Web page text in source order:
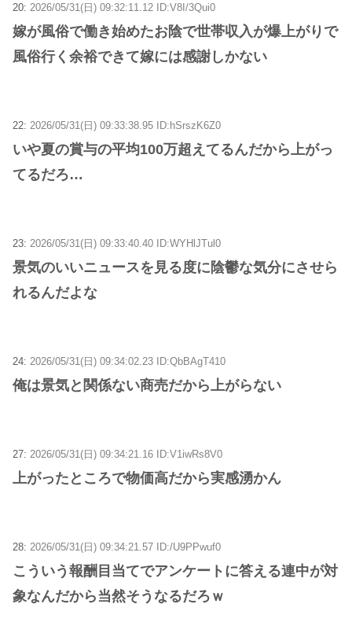
20: 2026/05/31(日) 09:32:11.12 ID:V8I/3Qui0
嫁が風俗で働き始めたお陰で世帯収入が爆上がりで
風俗行く余裕できて嫁には感謝しかない
22: 2026/05/31(日) 09:33:38.95 ID:hSrszK6Z0
いや夏の賞与の平均100万超えてるんだから上がっ
てるだろ…
23: 2026/05/31(日) 09:33:40.40 ID:WYHlJTul0
景気のいいニュースを見る度に陰鬱な気分にさせら
れるんだよな
24: 2026/05/31(日) 09:34:02.23 ID:QbBAgT410
俺は景気と関係ない商売だから上がらない
27: 2026/05/31(日) 09:34:21.16 ID:V1iwRs8V0
上がったところで物価高だから実感湧かん
28: 2026/05/31(日) 09:34:21.57 ID:/U9PPwuf0
こういう報酬目当てでアンケートに答える連中が対
象なんだから当然そうなるだろｗ